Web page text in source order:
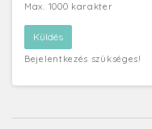
Max. 1000 karakter
Bejelentkezés szükséges!